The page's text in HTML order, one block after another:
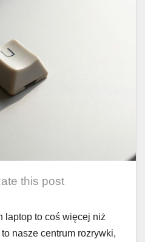
this post
laptop to coś więcej niż
nasze centrum rozrywki,